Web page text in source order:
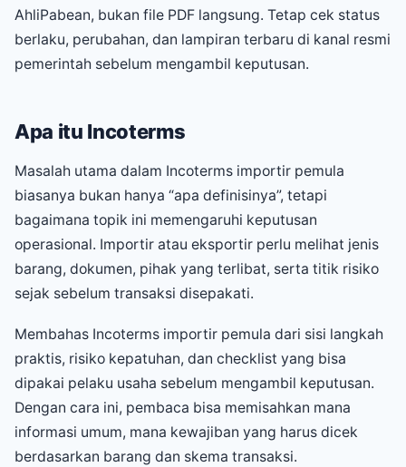
AhliPabean, bukan file PDF langsung. Tetap cek status
berlaku, perubahan, dan lampiran terbaru di kanal resmi
pemerintah sebelum mengambil keputusan.
Apa itu Incoterms
Masalah utama dalam Incoterms importir pemula
biasanya bukan hanya “apa definisinya”, tetapi
bagaimana topik ini memengaruhi keputusan
operasional. Importir atau eksportir perlu melihat jenis
barang, dokumen, pihak yang terlibat, serta titik risiko
sejak sebelum transaksi disepakati.
Membahas Incoterms importir pemula dari sisi langkah
praktis, risiko kepatuhan, dan checklist yang bisa
dipakai pelaku usaha sebelum mengambil keputusan.
Dengan cara ini, pembaca bisa memisahkan mana
informasi umum, mana kewajiban yang harus dicek
berdasarkan barang dan skema transaksi.